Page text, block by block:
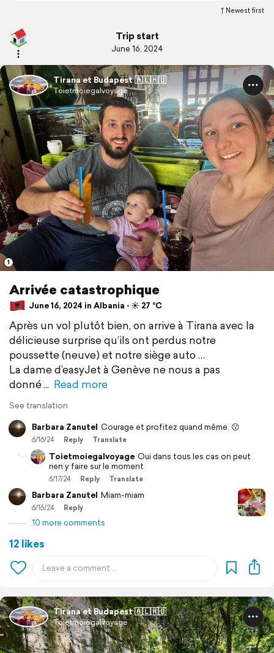
Newest first
Trip start
June 16, 2024
Tirana et Budapest 🇦🇱🇭🇺
Toietmoiegalvoyage
1
Arrivée catastrophique
June 16, 2024 in Albania ⋅ ☀️ 27 °C
Après un vol plutôt bien, on arrive à Tirana avec la
délicieuse surprise qu’ils ont perdus notre
poussette (neuve) et notre siège auto …
La dame d’easyJet à Genève ne nous a pas
donné
Read more
See translation
Barbara Zanutel Courage et profitez quand même. 😗
6/16/24 Reply Translate
Toietmoiegalvoyage Oui dans tous les cas on peut
rien y faire sur le moment
6/17/24 Reply Translate
Barbara Zanutel Miam-miam
6/16/24 Reply
10 more comments
12 likes
Tirana et Budapest 🇦🇱🇭🇺
Toietmoiegalvoyage